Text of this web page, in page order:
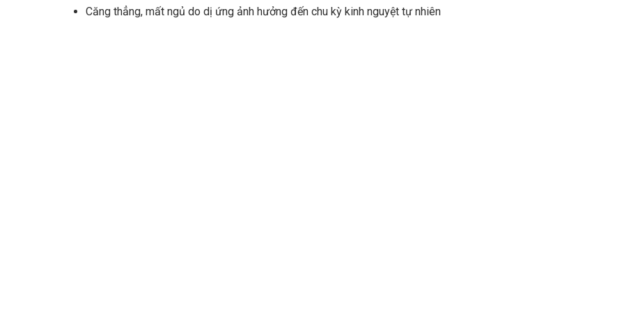
Căng thẳng, mất ngủ do dị ứng ảnh hưởng đến chu kỳ kinh nguyệt tự nhiên